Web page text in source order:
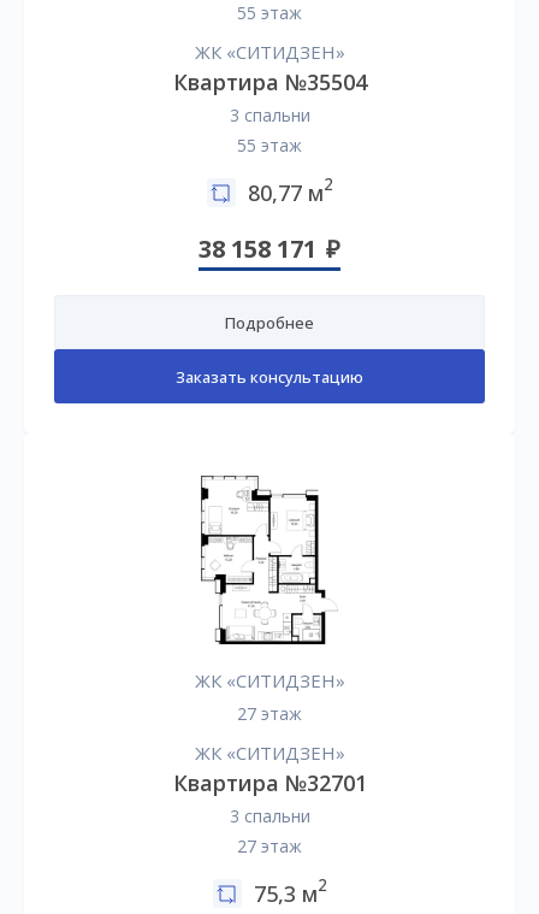
55 этаж
ЖК «СИТИДЗЕН»
Квартира №35504
3 спальни
55 этаж
80,77 м2
38 158 171
Подробнее
Заказать консультацию
ЖК «СИТИДЗЕН»
27 этаж
ЖК «СИТИДЗЕН»
Квартира №32701
3 спальни
27 этаж
75,3 м2